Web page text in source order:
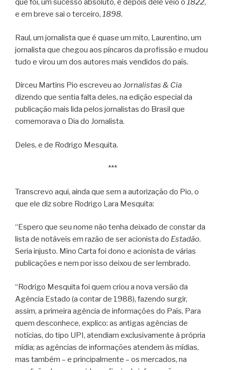
que foi, um sucesso absoluto, e depois dele veio o 1822,
e em breve sai o terceiro, 1898.
Raul, um jornalista que é quase um mito, Laurentino, um
jornalista que chegou aos píncaros da profissão e mudou
tudo e virou um dos autores mais vendidos do país.
Dirceu Martins Pio escreveu ao Jornalistas & Cia
dizendo que sentia falta deles, na edição especial da
publicação mais lida pelos jornalistas do Brasil que
comemorava o Dia do Jornalista.
Deles, e de Rodrigo Mesquita.
***
Transcrevo aqui, ainda que sem a autorização do Pio, o
que ele diz sobre Rodrigo Lara Mesquita:
“Espero que seu nome não tenha deixado de constar da
lista de notáveis em razão de ser acionista do Estadão.
Seria injusto. Mino Carta foi dono e acionista de várias
publicações e nem por isso deixou de ser lembrado.
“Rodrigo Mesquita foi quem criou a nova versão da
Agência Estado (a contar de 1988), fazendo surgir,
assim, a primeira agência de informações do País. Para
quem desconhece, explico: as antigas agências de
notícias, do tipo UPI, atendiam exclusivamente à própria
mídia; as agências de informações atendem às mídias,
mas também – e principalmente – os mercados, na